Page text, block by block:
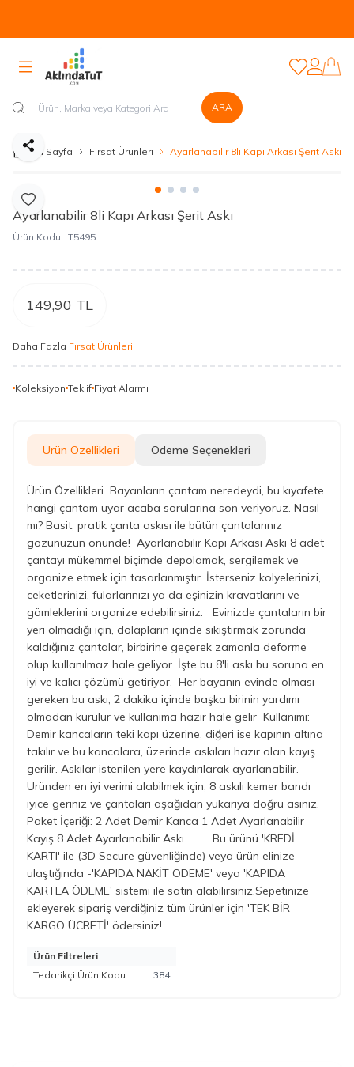
ARA
Hesabım
Favorilerim
Ana Sayfa Fırsat Ürünleri Ayarlanabilir 8li Kapı Arkası Şerit Askı
Favoriye Ekle
Paylaş
Ayarlanabilir 8li Kapı Arkası Şerit Askı
Ürün Kodu : T5495
149,90 TL
Daha Fazla Fırsat Ürünleri
Koleksiyon Teklif Fiyat Alarmı
Ürün Özellikleri Ödeme Seçenekleri
Ürün Özellikleri Bayanların çantam neredeydi, bu kıyafete
hangi çantam uyar acaba sorularına son veriyoruz. Nasıl
mı? Basit, pratik çanta askısı ile bütün çantalarınız
gözünüzün önünde! Ayarlanabilir Kapı Arkası Askı 8 adet
çantayı mükemmel biçimde depolamak, sergilemek ve
organize etmek için tasarlanmıştır. İsterseniz kolyelerinizi,
ceketlerinizi, fularlarınızı ya da eşinizin kravatlarını ve
gömleklerini organize edebilirsiniz. Evinizde çantaların bir
yeri olmadığı için, dolapların içinde sıkıştırmak zorunda
kaldığınız çantalar, birbirine geçerek zamanla deforme
olup kullanılmaz hale geliyor. İşte bu 8'li askı bu soruna en
iyi ve kalıcı çözümü getiriyor. Her bayanın evinde olması
gereken bu askı, 2 dakika içinde başka birinin yardımı
olmadan kurulur ve kullanıma hazır hale gelir Kullanımı:
Demir kancaların teki kapı üzerine, diğeri ise kapının altına
takılır ve bu kancalara, üzerinde askıları hazır olan kayış
gerilir. Askılar istenilen yere kaydırılarak ayarlanabilir.
Üründen en iyi verimi alabilmek için, 8 askılı kemer bandı
iyice geriniz ve çantaları aşağıdan yukarıya doğru asınız.
Paket İçeriği: 2 Adet Demir Kanca 1 Adet Ayarlanabilir
Kayış 8 Adet Ayarlanabilir Askı Bu ürünü 'KREDİ
KARTI' ile (3D Secure güvenliğinde) veya ürün elinize
ulaştığında -'KAPIDA NAKİT ÖDEME' veya 'KAPIDA
KARTLA ÖDEME' sistemi ile satın alabilirsiniz.Sepetinize
ekleyerek sipariş verdiğiniz tüm ürünler için 'TEK BİR
KARGO ÜCRETİ' ödersiniz!
Ürün Filtreleri
Tedarikçi Ürün Kodu
: 384